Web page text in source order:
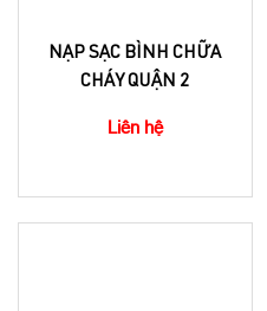
NẠP SẠC BÌNH CHỮA
CHÁY QUẬN 2
Liên hệ